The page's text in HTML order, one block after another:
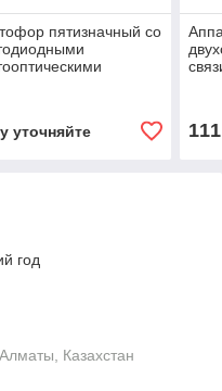
пятизначный со
уточняйте 111
год
Казахстан